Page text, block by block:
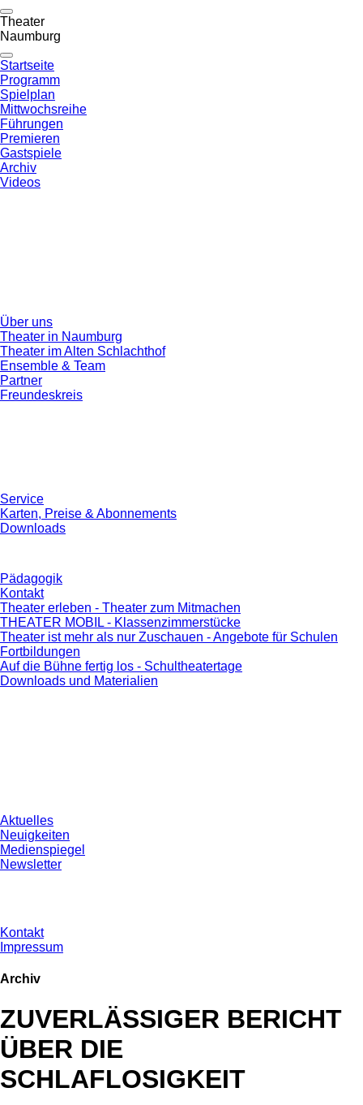
Theater
Naumburg
Startseite
Programm
Spielplan
Mittwochsreihe
Führungen
Premieren
Gastspiele
Archiv
Videos
Über uns
Theater in Naumburg
Theater im Alten Schlachthof
Ensemble & Team
Partner
Freundeskreis
Service
Karten, Preise & Abonnements
Downloads
Pädagogik
Kontakt
Theater erleben - Theater zum Mitmachen
THEATER MOBIL - Klassenzimmerstücke
Theater ist mehr als nur Zuschauen - Angebote für Schulen
Fortbildungen
Auf die Bühne fertig los - Schultheatertage
Downloads und Materialien
Aktuelles
Neuigkeiten
Medienspiegel
Newsletter
Kontakt
Impressum
Archiv
ZUVERLÄSSIGER BERICHT
ÜBER DIE
SCHLAFLOSIGKEIT